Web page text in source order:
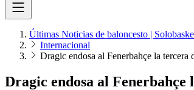
Últimas Noticias de baloncesto |
Internacional
Dragic endosa al Fenerbahçe la
Dragic endosa al